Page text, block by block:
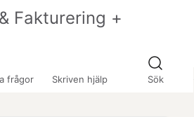
frågor Skriven hjälp Sök
Fakturering +